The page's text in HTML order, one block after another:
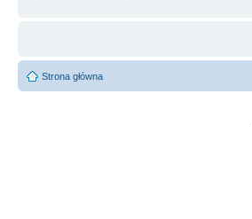
Strona główna